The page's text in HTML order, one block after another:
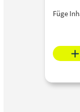
Füge